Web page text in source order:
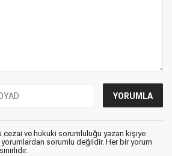
cezai ve hukuki sorumluluğu yazan kişiye
yorumlardan sorumlu değildir. Her bir yorum